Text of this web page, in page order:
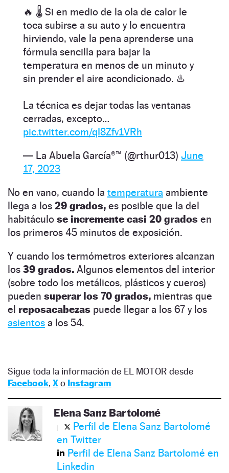
🔥 🌡️ Si en medio de la ola de calor le
toca subirse a su auto y lo encuentra
hirviendo, vale la pena aprenderse una
fórmula sencilla para bajar la
temperatura en menos de un minuto y
sin prender el aire acondicionado. ♨️
La técnica es dejar todas las ventanas
cerradas, excepto…
pic.twitter.com/qI8Zfv1VRh
— La Abuela García®™ (@rthur013) June
17, 2023
No en vano, cuando la temperatura ambiente
llega a los 29 grados, es posible que la del
habitáculo se incremente casi 20 grados en
los primeros 45 minutos de exposición.
Y cuando los termómetros exteriores alcanzan
los 39 grados. Algunos elementos del interior
(sobre todo los metálicos, plásticos y cueros)
pueden superar los 70 grados, mientras que
el reposacabezas puede llegar a los 67 y los
asientos a los 54.
Sigue toda la información de EL MOTOR desde
Facebook, Xo Instagram
Elena Sanz Bartolomé
Perfil de Elena Sanz Bartolomé
en Twitter
Perfil de Elena Sanz Bartolomé en
Linkedin